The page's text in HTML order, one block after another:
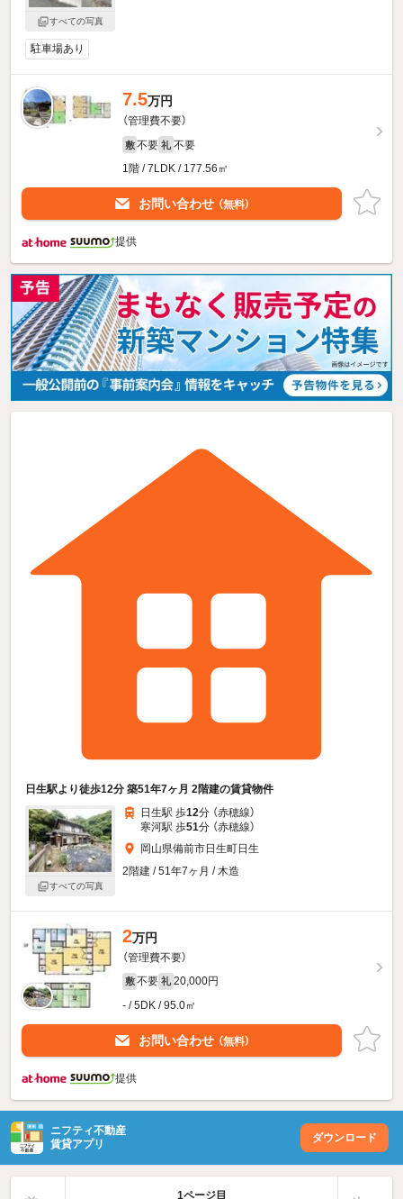
すべての写真
駐車場あり
7.5万円
（管理費不要）
敷 不要 礼 不要
1階 / 7LDK / 177.56㎡
お問い合わせ （無料）
提供
日生駅より徒歩12分 築51年7ヶ月 2階建の賃貸物件
すべての写真
日生駅 歩12分 （赤穂線）
寒河駅 歩51分 （赤穂線）
岡山県備前市日生町日生
2階建 / 51年7ヶ月 / 木造
2万円
（管理費不要）
敷 不要 礼 20,000円
- / 5DK / 95.0㎡
お問い合わせ （無料）
提供
ニフティ不動産
賃貸アプリ
ダウンロード
1ページ目